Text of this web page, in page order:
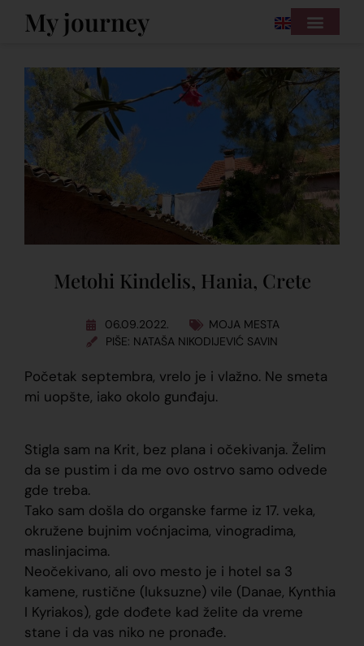
My journey
Metohi Kindelis, Hania, Crete
06.09.2022.
MOJA MESTA
PIŠE: NATAŠA NIKODIJEVIĆ SAVIN
Početak septembra, vrelo je i vlažno. Ne smeta
mi uopšte, iako okolo gunđaju.
Stigla sam na Krit, bez plana i očekivanja. Želim
da se pustim i da me ovo ostrvo samo odvede
gde treba.
Tako sam došla do organske farme iz 17. veka,
okružene bujnim voćnjacima, vinogradima,
maslinjacima.
Neočekivano, ali ovo mesto je i hotel sa 3
kamene, rustične (luksuzne) vile (Danae, Kynthia
I Kyriakos), gde dođete kad želite da vreme
stane i da vas niko ne pronađe.